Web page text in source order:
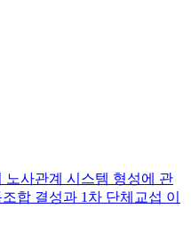
노사관계 시스템 형성에 관
합 결성과 1차 단체교섭 이